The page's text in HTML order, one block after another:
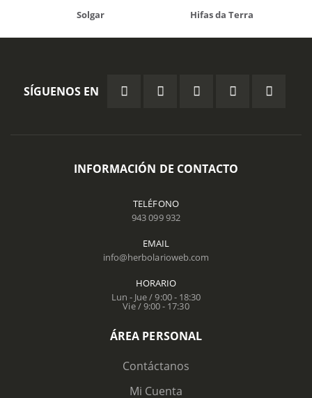
Solgar Hifas da Terra
SÍGUENOS EN
INFORMACIÓN DE CONTACTO
TELÉFONO
943 099 932
EMAIL
info@herbolarioweb.com
HORARIO
Lun - Jue / 9:00 - 18:30
Vie / 9:00 - 17:30
ÁREA PERSONAL
Contáctanos
Mi Cuenta